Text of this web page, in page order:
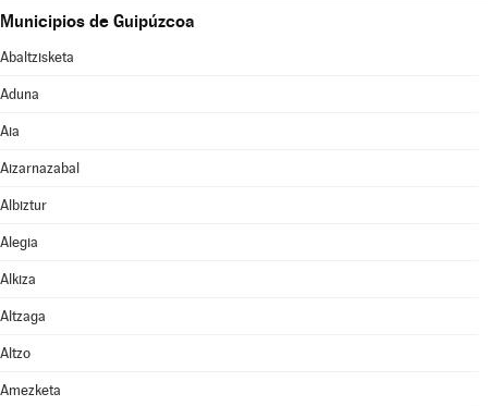
Municipios de Guipúzcoa
Abaltzisketa
Aduna
Aia
Aizarnazabal
Albiztur
Alegia
Alkiza
Altzaga
Altzo
Amezketa